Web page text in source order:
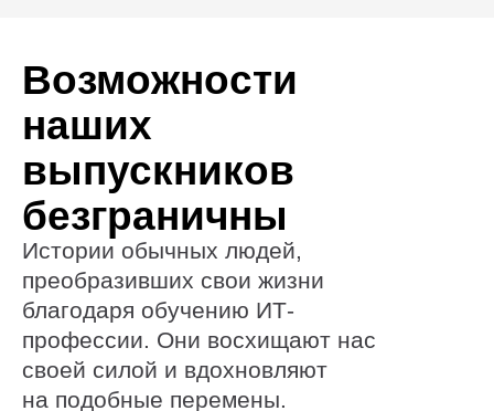
Тестирование
Как стать тестировщиком,
лежа на больничной
койке
Как от